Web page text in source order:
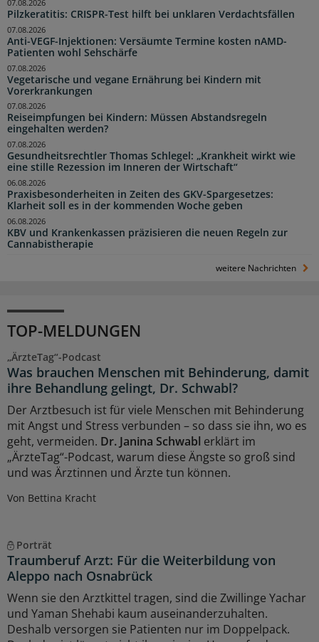
Pilzkeratitis: CRISPR-Test hilft bei unklaren Verdachtsfällen
07.08.2026
Anti-VEGF-Injektionen: Versäumte Termine kosten nAMD-
Patienten wohl Sehschärfe
07.08.2026
Vegetarische und vegane Ernährung bei Kindern mit
Vorerkrankungen
07.08.2026
Reiseimpfungen bei Kindern: Müssen Abstandsregeln
eingehalten werden?
07.08.2026
Gesundheitsrechtler Thomas Schlegel: „Krankheit wirkt wie
eine stille Rezession im Inneren der Wirtschaft“
07.08.2026
Praxisbesonderheiten in Zeiten des GKV-Spargesetzes:
Klarheit soll es in der kommenden Woche geben
06.08.2026
KBV und Krankenkassen präzisieren die neuen Regeln zur
Cannabistherapie
06.08.2026
weitere Nachrichten
TOP-MELDUNGEN
„ÄrzteTag“-Podcast
Was brauchen Menschen mit Behinderung, damit
ihre Behandlung gelingt, Dr. Schwabl?
Der Arztbesuch ist für viele Menschen mit Behinderung
mit Angst und Stress verbunden – so dass sie ihn, wo es
geht, vermeiden. Dr. Janina Schwabl erklärt im
„ÄrzteTag“-Podcast, warum diese Ängste so groß sind
und was Ärztinnen und Ärzte tun können.
Von Bettina Kracht
Porträt
Traumberuf Arzt: Für die Weiterbildung von
Aleppo nach Osnabrück
Wenn sie den Arztkittel tragen, sind die Zwillinge Yachar
und Yaman Shehabi kaum auseinanderzuhalten.
Deshalb versorgen sie Patienten nur im Doppelpack.